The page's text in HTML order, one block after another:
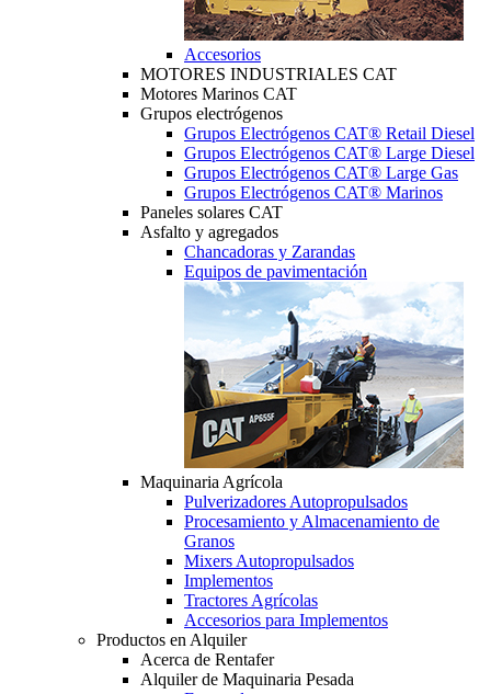
Accesorios
MOTORES INDUSTRIALES CAT
Motores Marinos CAT
Grupos electrógenos
Grupos Electrógenos CAT® Retail Diesel
Grupos Electrógenos CAT® Large Diesel
Grupos Electrógenos CAT® Large Gas
Grupos Electrógenos CAT® Marinos
Paneles solares CAT
Asfalto y agregados
Chancadoras y Zarandas
Equipos de pavimentación
Maquinaria Agrícola
Pulverizadores Autopropulsados
Procesamiento y Almacenamiento de
Granos
Mixers Autopropulsados
Implementos
Tractores Agrícolas
Accesorios para Implementos
Productos en Alquiler
Acerca de Rentafer
Alquiler de Maquinaria Pesada